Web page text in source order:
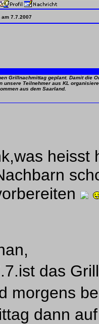
am 7.7.2007
Grillnachmittag geplant. Damit die
unsere Teilnehmer aus KL
aus dem Saarland.
heisst
das
morgens
dann